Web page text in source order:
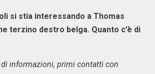
si stia interessando a Thomas
terzino destro belga. Quanto c’è di
di informazioni, primi contatti con